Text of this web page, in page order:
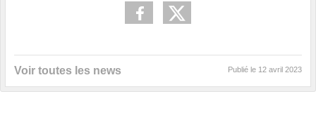
Voir toutes les news Publié le 12 avril 2023